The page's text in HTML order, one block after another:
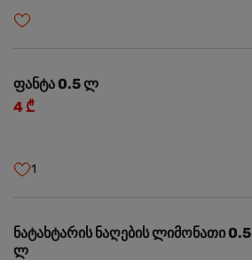
ფანტა 0.5 ლ
4 ₾
1
ნატახტარის ნაღების ლიმონათი 0.5
ლ